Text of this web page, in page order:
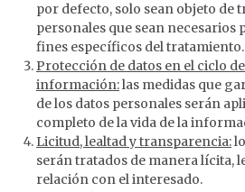
por defecto, solo sean objeto de
personales que sean necesarios
fines específicos del tratamiento.
Protección de datos en el ciclo
información:las medidas que
de los datos personales serán
completo de la vida de la
Licitud, lealtad y transparencia:
serán tratados de manera lícita,
relación con el interesado.